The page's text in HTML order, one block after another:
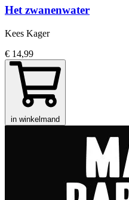
Het zwanenwater
Kees Kager
€ 14,99
in winkelmand